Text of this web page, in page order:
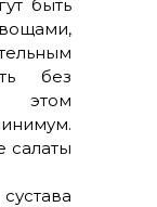
быть
без
этом
салаты